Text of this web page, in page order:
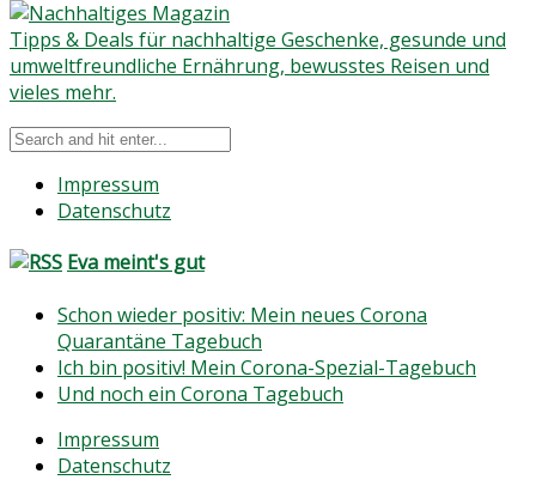
Tipps & Deals für nachhaltige Geschenke, gesunde und
umweltfreundliche Ernährung, bewusstes Reisen und
vieles mehr.
Impressum
Datenschutz
Eva meint's gut
Schon wieder positiv: Mein neues Corona
Quarantäne Tagebuch
Ich bin positiv! Mein Corona-Spezial-Tagebuch
Und noch ein Corona Tagebuch
Impressum
Datenschutz